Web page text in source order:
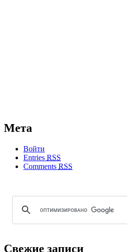
Мета
Войти
Entries RSS
Comments RSS
Свежие записи